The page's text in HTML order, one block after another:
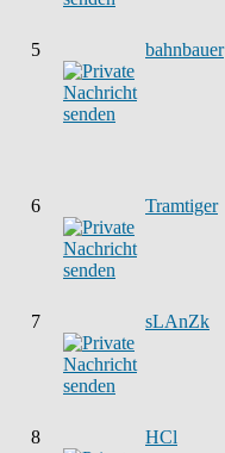
5 bahnbauer
6 Tramtiger
7 sLAnZk
8 HCl